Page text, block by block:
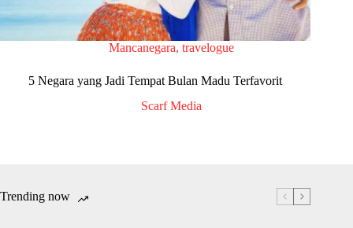
Mancanegara, travelogue
5 Negara yang Jadi Tempat Bulan Madu Terfavorit
Scarf Media
Trending now